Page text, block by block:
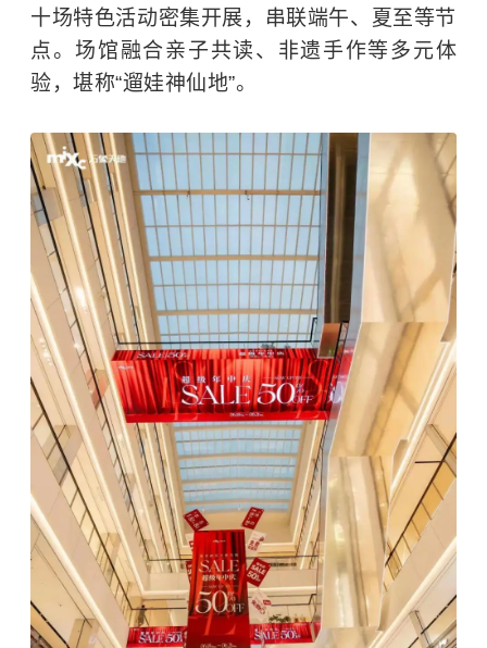
十场特色活动密集开展，串联端午、夏至等节
点。场馆融合亲子共读、非遗手作等多元体
验，堪称“遛娃神仙地”。